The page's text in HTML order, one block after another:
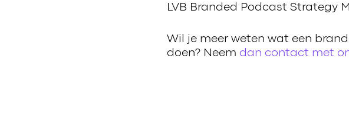
LVB Branded Podcast Strategy
Wil je meer weten wat een
doen? Neem dan contact met